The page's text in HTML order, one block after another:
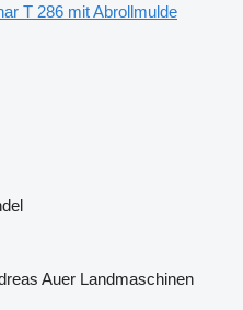
T 286 mit Abrollmulde
Auer Landmaschinen